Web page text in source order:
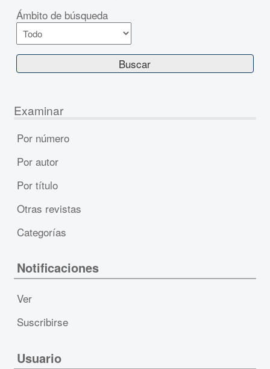
Ámbito de búsqueda
Examinar
Por número
Por autor
Por título
Otras revistas
Categorías
Notificaciones
Ver
Suscribirse
Usuario